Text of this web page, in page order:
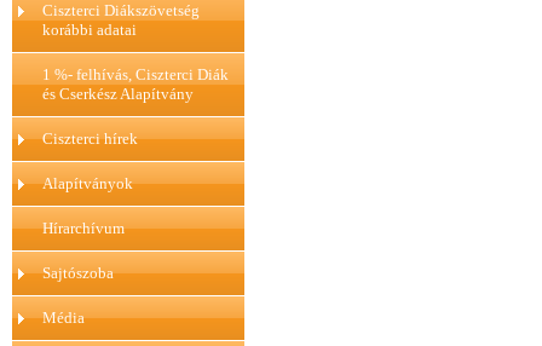
Ciszterci Diákszövetség
korábbi adatai
1 %- felhívás, Ciszterci Diák
és Cserkész Alapítvány
Ciszterci hírek
Alapítványok
Hírarchívum
Sajtószoba
Média